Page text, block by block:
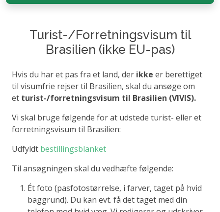
Turist-/Forretningsvisum til
Brasilien (ikke EU-pas)
Hvis du har et pas fra et land, der ikke er berettiget
til visumfrie rejser til Brasilien, skal du ansøge om
et turist-/forretningsvisum til Brasilien (VIVIS).
Vi skal bruge følgende for at udstede turist- eller et
forretningsvisum til Brasilien:
Udfyldt bestillingsblanket
Til ansøgningen skal du vedhæfte følgende:
Ét foto (pasfotostørrelse, i farver, taget på hvid
baggrund). Du kan evt. få det taget med din